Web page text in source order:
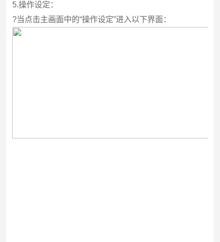
5.操作设定：
?当点击主画面中的“操作设定”进入以下界面：